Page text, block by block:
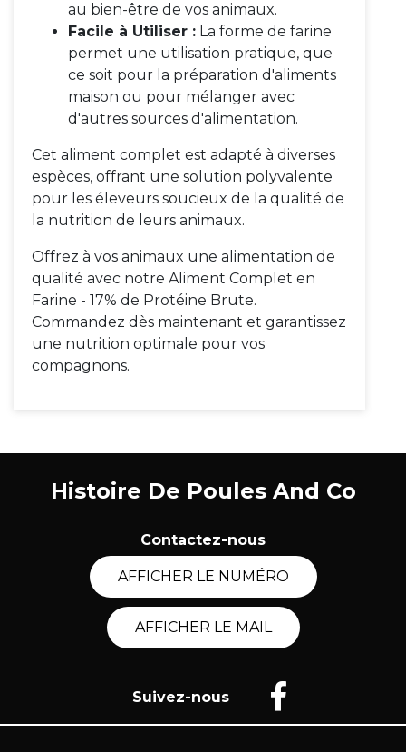
au bien-être de vos animaux.
Facile à Utiliser : La forme de farine
permet une utilisation pratique, que
ce soit pour la préparation d'aliments
maison ou pour mélanger avec
d'autres sources d'alimentation.
Cet aliment complet est adapté à diverses
espèces, offrant une solution polyvalente
pour les éleveurs soucieux de la qualité de
la nutrition de leurs animaux.
Offrez à vos animaux une alimentation de
qualité avec notre Aliment Complet en
Farine - 17% de Protéine Brute.
Commandez dès maintenant et garantissez
une nutrition optimale pour vos
compagnons.
Histoire De Poules And Co
Contactez-nous
AFFICHER LE NUMÉRO
AFFICHER LE MAIL
Suivez-nous